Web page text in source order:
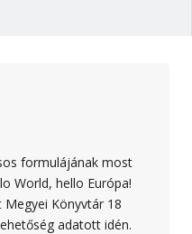
formulájának most
World, hello Európa!
Megyei Könyvtár 18
adatott idén.